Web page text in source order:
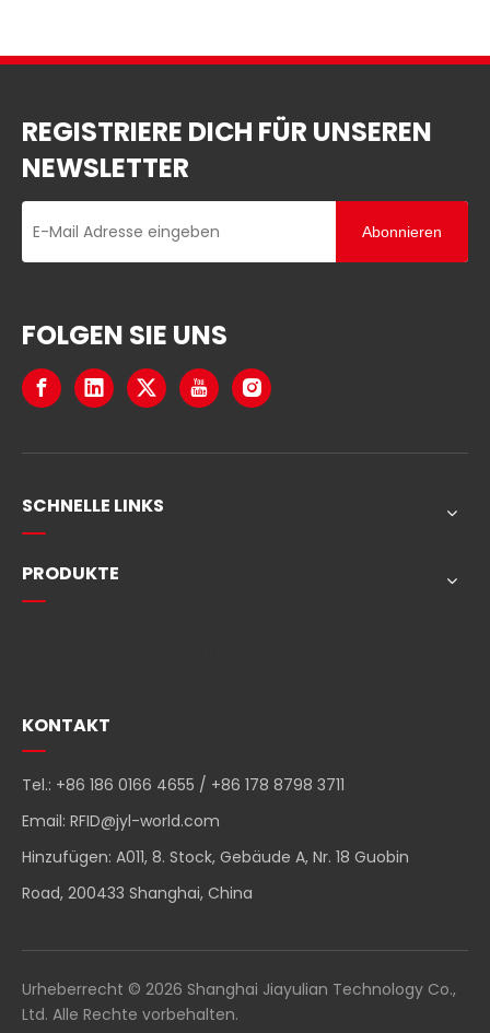
REGISTRIERE DICH FÜR UNSEREN
NEWSLETTER
Abonnieren
FOLGEN SIE UNS
SCHNELLE LINKS
PRODUKTE
KONTAKT
Tel.: +86 186 0166 4655 / +86 178 8798 3711
Email: RFID@jyl-world.com
Hinzufügen: A011, 8. Stock, Gebäude A, Nr. 18 Guobin
Road, 200433 Shanghai, China
Urheberrecht © 2026 Shanghai Jiayulian Technology Co.,
Ltd. Alle Rechte vorbehalten.